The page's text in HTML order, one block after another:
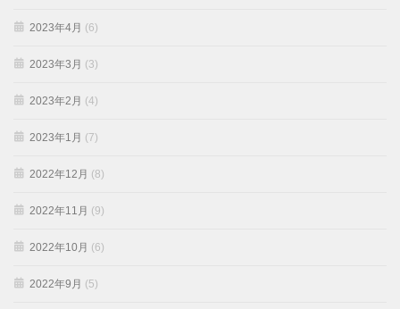
2023年4月 (6)
2023年3月 (3)
2023年2月 (4)
2023年1月 (7)
2022年12月 (8)
2022年11月 (9)
2022年10月 (6)
2022年9月 (5)